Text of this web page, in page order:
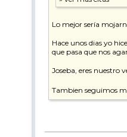
Lo mejor sería
Hace unos dias yo
que pasa que nos
Joseba, eres nuestro
Tambien seguimos